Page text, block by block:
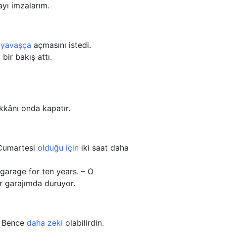
imzalarım.
yavaşça açmasını istedi.
bir bakış attı.
onda kapatır.
olduğu için iki saat daha
for ten years. – O
garajımda duruyor.
daha zeki olabilirdin.